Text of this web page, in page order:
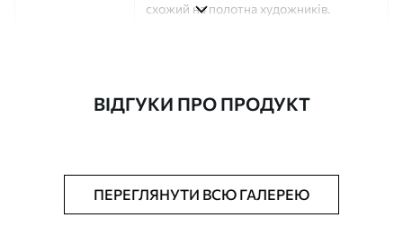
схожий на полотна художників.
Додатково Можна додати лакове покриття.
ВІДГУКИ ПРО ПРОДУКТ
ПЕРЕГЛЯНУТИ ВСЮ ГАЛЕРЕЮ